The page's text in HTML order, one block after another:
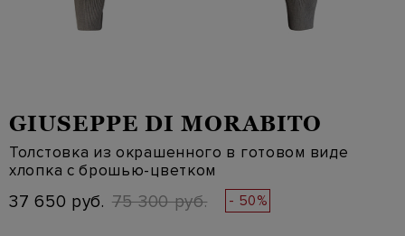
GIUSEPPE DI MORABITO
Толстовка из окрашенного в готовом виде
хлопка с брошью-цветком
37 650 руб. 75 300 руб. - 50%